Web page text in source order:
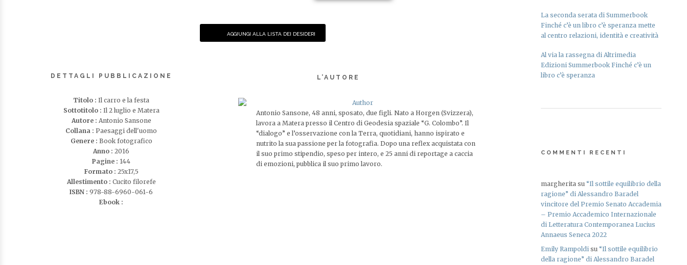
AGGIUNGI ALLA LISTA DEI DESIDERI
DETTAGLI PUBBLICAZIONE
Titolo :Il carro e la festa
Sottotitolo : Il 2 luglio e Matera
Autore : Antonio Sansone
Collana :Paesaggi dell'uomo
Genere : Book fotografico
Anno :2016
Pagine : 144
Formato : 25x17,5
Allestimento : Cucito filorefe
ISBN :978-88-6960-061-6
Ebook :
L’AUTORE
Antonio Sansone, 48 anni, sposato, due figli. Nato a Horgen (Svizzera),
lavora a Matera presso il Centro di Geodesia spaziale “G. Colombo”. Il
“dialogo” e l’osservazione con la Terra, quotidiani, hanno ispirato e
nutrito la sua passione per la fotografia. Dopo una reflex acquistata con
il suo primo stipendio, speso per intero, e 25 anni di reportage a caccia
di emozioni, pubblica il suo primo lavoro.
La seconda serata di Summerbook
Finché c’è un libro c’è speranza mette
al centro relazioni, identità e creatività
Al via la rassegna di Altrimedia
Edizioni Summerbook Finché c’è un
libro c’è speranza
COMMENTI RECENTI
margherita su “Il sottile equilibrio della
ragione” di Alessandro Baradel
vincitore del Premio Senato Accademia
– Premio Accademico Internazionale
di Letteratura Contemporanea Lucius
Annaeus Seneca 2022
Emily Rampoldi su “Il sottile equilibrio
della ragione” di Alessandro Baradel